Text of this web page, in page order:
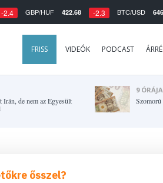
-2.4 GBP/HUF 422.68 -2.3 BTC/USD
FRISS VIDEÓK PODCAST
de nem az Egyesült
9 ÓRÁJA
ősszel?